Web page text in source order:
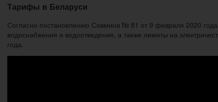
Тарифы в Беларуси
Согласно постановлению Совмина № 81 от 9 февраля 2020
водоснабжения и водоотведения, а также лимиты на
года.